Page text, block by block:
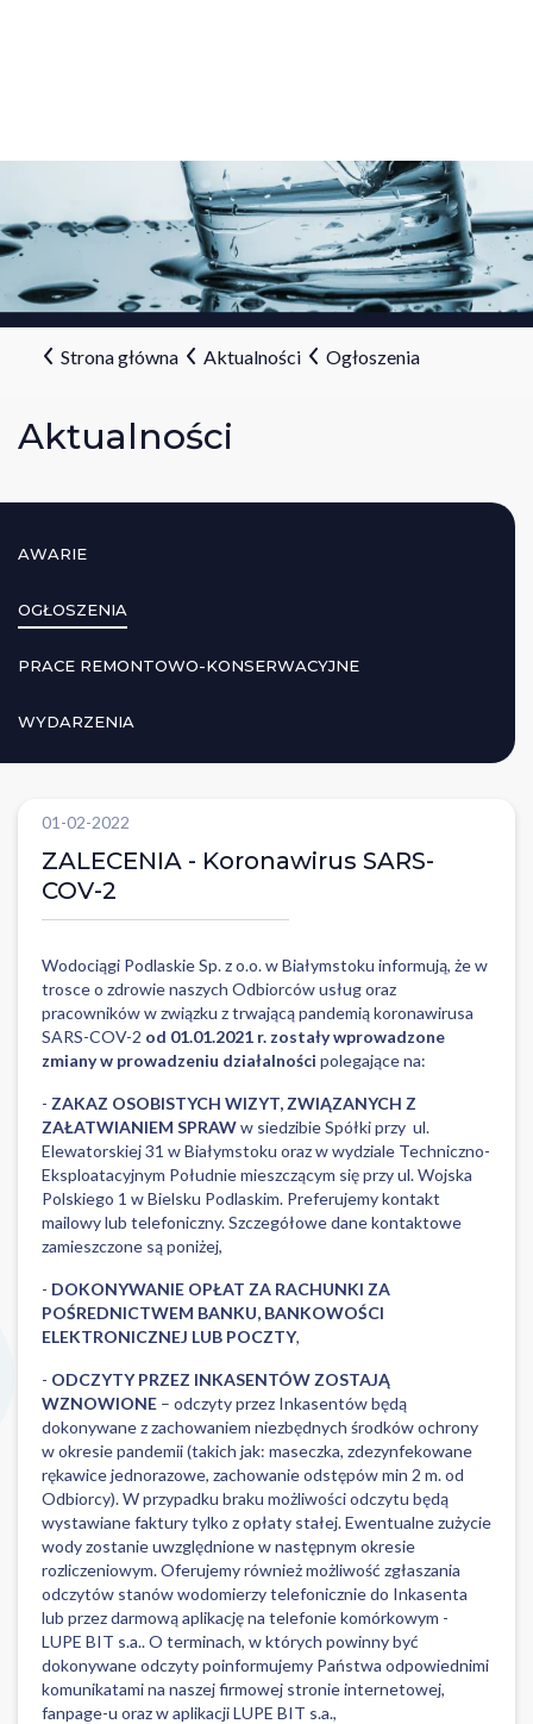
Strona główna Aktualności Ogłoszenia
Aktualności
AWARIE
OGŁOSZENIA
PRACE REMONTOWO-KONSERWACYJNE
WYDARZENIA
01-02-2022
ZALECENIA - Koronawirus SARS-
COV-2
Wodociągi Podlaskie Sp. z o.o. w Białymstoku informują, że w
trosce o zdrowie naszych Odbiorców usług oraz
pracowników w związku z trwającą pandemią koronawirusa
SARS-COV-2 od 01.01.2021 r. zostały wprowadzone
zmiany w prowadzeniu działalności polegające na:
- ZAKAZ OSOBISTYCH WIZYT, ZWIĄZANYCH Z
ZAŁATWIANIEM SPRAWw siedzibie Spółki przy ul.
Elewatorskiej 31 w Białymstoku oraz w wydziale Techniczno-
Eksploatacyjnym Południe mieszczącym się przy ul. Wojska
Polskiego 1 w Bielsku Podlaskim. Preferujemy kontakt
mailowy lub telefoniczny. Szczegółowe dane kontaktowe
zamieszczone są poniżej,
- DOKONYWANIE OPŁAT ZA RACHUNKI ZA
POŚREDNICTWEM BANKU, BANKOWOŚCI
ELEKTRONICZNEJ LUB POCZTY,
- ODCZYTY PRZEZ INKASENTÓW ZOSTAJĄ
WZNOWIONE – odczyty przez Inkasentów będą
dokonywane z zachowaniem niezbędnych środków ochrony
w okresie pandemii (takich jak: maseczka, zdezynfekowane
rękawice jednorazowe, zachowanie odstępów min 2 m. od
Odbiorcy). W przypadku braku możliwości odczytu będą
wystawiane faktury tylko z opłaty stałej. Ewentualne zużycie
wody zostanie uwzględnione w następnym okresie
rozliczeniowym. Oferujemy również możliwość zgłaszania
odczytów stanów wodomierzy telefonicznie do Inkasenta
lub przez darmową aplikację na telefonie komórkowym -
LUPE BIT s.a.. O terminach, w których powinny być
dokonywane odczyty poinformujemy Państwa odpowiednimi
komunikatami na naszej firmowej stronie internetowej,
fanpage-u oraz w aplikacji LUPE BIT s.a.,